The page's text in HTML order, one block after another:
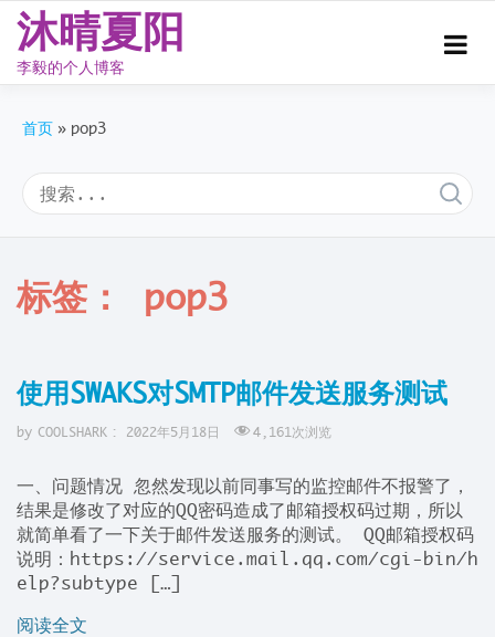
沐晴夏阳
李毅的个人博客
首页 pop3
标签： pop3
使用SWAKS对SMTP邮件发送服务测试
by COOLSHARK : 2022年5月18日 4,161次浏览
一、问题情况 忽然发现以前同事写的监控邮件不报警了，
结果是修改了对应的QQ密码造成了邮箱授权码过期，所以
就简单看了一下关于邮件发送服务的测试。 QQ邮箱授权码
说明：https://service.mail.qq.com/cgi-bin/h
elp?subtype […]
阅读全文